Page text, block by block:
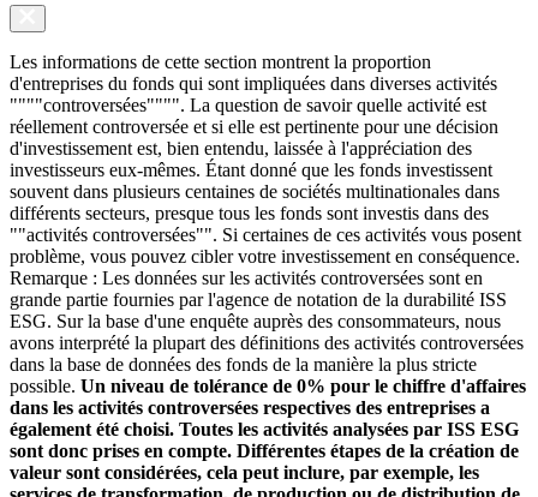
Les informations de cette section montrent la proportion
d'entreprises du fonds qui sont impliquées dans diverses activités
""""controversées"""". La question de savoir quelle activité est
réellement controversée et si elle est pertinente pour une décision
d'investissement est, bien entendu, laissée à l'appréciation des
investisseurs eux-mêmes. Étant donné que les fonds investissent
souvent dans plusieurs centaines de sociétés multinationales dans
différents secteurs, presque tous les fonds sont investis dans des
""activités controversées"". Si certaines de ces activités vous posent
problème, vous pouvez cibler votre investissement en conséquence.
Remarque : Les données sur les activités controversées sont en
grande partie fournies par l'agence de notation de la durabilité ISS
ESG. Sur la base d'une enquête auprès des consommateurs, nous
avons interprété la plupart des définitions des activités controversées
dans la base de données des fonds de la manière la plus stricte
possible. Un niveau de tolérance de 0% pour le chiffre d'affaires
dans les activités controversées respectives des entreprises a
également été choisi. Toutes les activités analysées par ISS ESG
sont donc prises en compte. Différentes étapes de la création de
valeur sont considérées, cela peut inclure, par exemple, les